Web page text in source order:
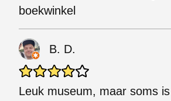
boekwinkel
B. D.
Leuk museum, maar soms